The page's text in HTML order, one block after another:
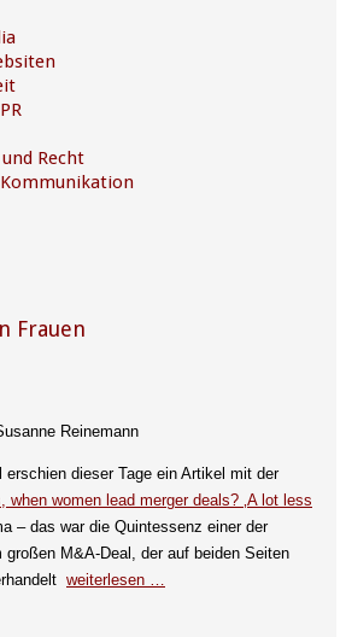
Recht
Frauen
Reinemann
dieser Tage ein Artikel mit der
when women lead merger deals? ‚A lot less
– das war die Quintessenz einer der
M&A-Deal, der auf beiden Seiten
weiterlesen …